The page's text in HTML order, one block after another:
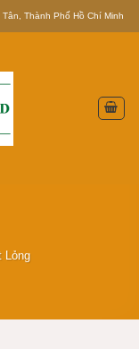
Thành Phố Hồ Chí Minh
Lỏng